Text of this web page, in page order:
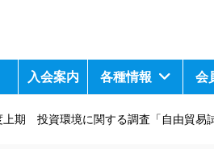
入会案内 各種情報 会
上期 投資環境に関する調査「自由貿易